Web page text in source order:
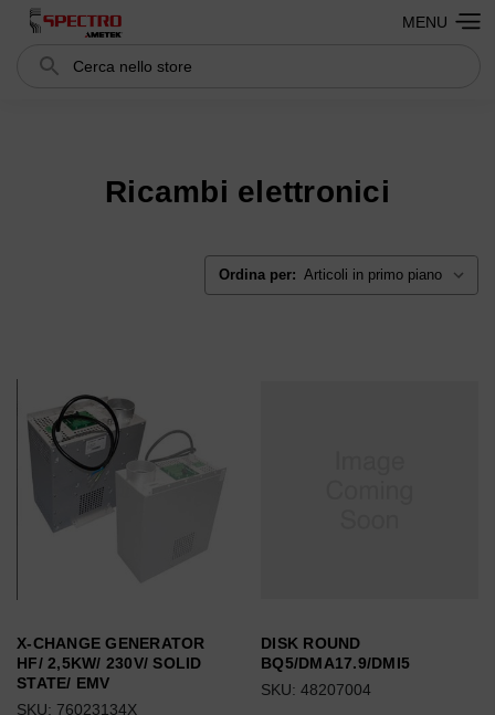
Cerca Search
MENU
Ricambi elettronici
Ordina per:
X-CHANGE GENERATOR
HF/ 2,5KW/ 230V/ SOLID
STATE/ EMV
SKU: 76023134X
DISK ROUND
BQ5/DMA17.9/DMI5
SKU: 48207004